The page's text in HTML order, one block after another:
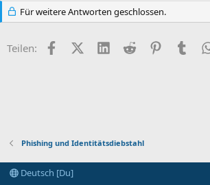
Für weitere Antworten geschlossen.
Teilen: FacebookX (Twitter)
LinkedIn
Reddit Pinterest
Phishing und Identitätsdiebstahl
Deutsch [Du]